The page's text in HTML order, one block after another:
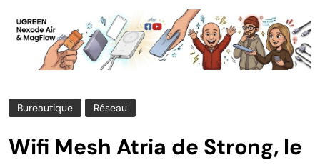
Bureautique Réseau
Wifi Mesh Atria de Strong, le